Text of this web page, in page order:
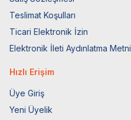
Teslimat Koşulları
Ticari Elektronik İzin
Elektronik İleti Aydınlatma Metni
Hızlı Erişim
Üye Giriş
Yeni Üyelik